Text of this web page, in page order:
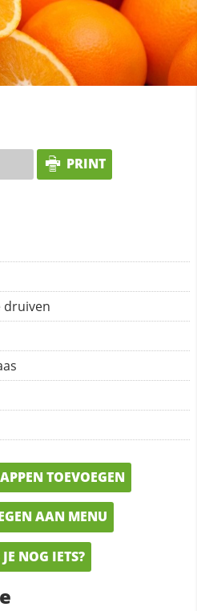
PRINT
druiven
TOEVOEGEN
AAN MENU
NOG IETS?